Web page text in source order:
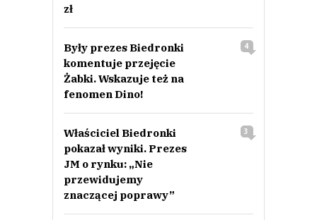
zł
Były prezes Biedronki
komentuje przejęcie
Żabki. Wskazuje też na
fenomen Dino!
4
Właściciel Biedronki
pokazał wyniki. Prezes
JM o rynku: „Nie
przewidujemy
znaczącej poprawy”
3